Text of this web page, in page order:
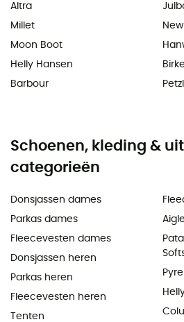
Altra
Millet
Moon Boot
Helly Hansen
Barbour
Petzl
Schoenen, kleding &
categorieën
Donsjassen dames
Parkas dames
Fleecevesten dames
Donsjassen heren
Parkas heren
Fleecevesten heren
Tenten